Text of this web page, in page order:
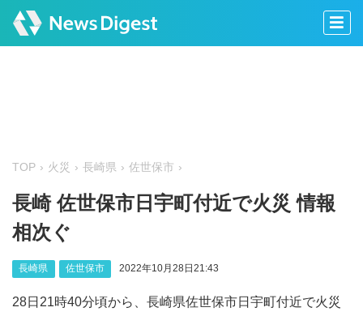
TOP 火災 長崎県 佐世保市
長崎 佐世保市日宇町付近で火災 情報
相次ぐ
長崎県 佐世保市 2022年10月28日21:43
28日21時40分頃から、長崎県佐世保市日宇町付近で火災